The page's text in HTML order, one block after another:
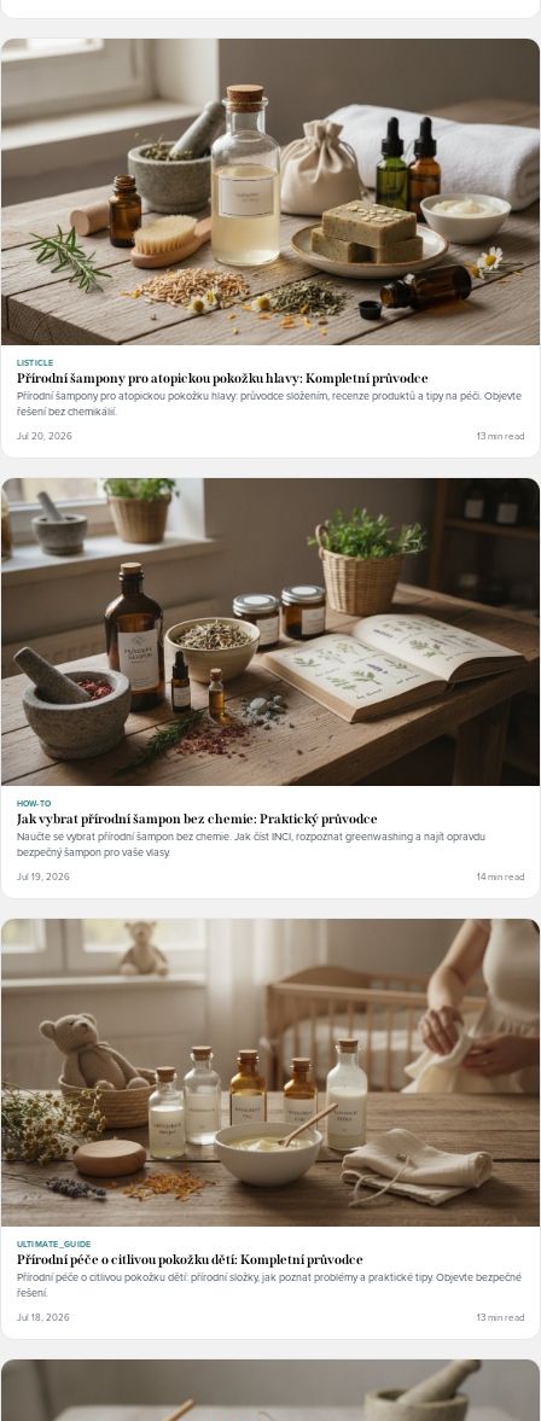
LISTICLE
Přírodní šampony pro atopickou pokožku hlavy: Kompletní průvodce
Přírodní šampony pro atopickou pokožku hlavy: průvodce složením, recenze produktů a tipy na péči. Objevte
řešení bez chemikálií.
Jul 20, 2026 13 min read
HOW-TO
Jak vybrat přírodní šampon bez chemie: Praktický průvodce
Naučte se vybrat přírodní šampon bez chemie. Jak číst INCI, rozpoznat greenwashing a najít opravdu
bezpečný šampon pro vaše vlasy.
Jul 19, 2026 14 min read
ULTIMATE_GUIDE
Přírodní péče o citlivou pokožku dětí: Kompletní průvodce
Přírodní péče o citlivou pokožku dětí: přírodní složky, jak poznat problémy a praktické tipy. Objevte bezpečné
řešení.
Jul 18, 2026 13 min read